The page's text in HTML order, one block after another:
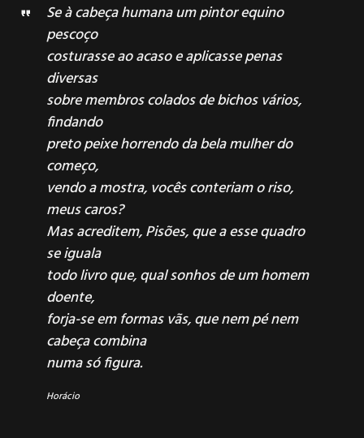
Se à cabeça humana um pintor equino
pescoço
costurasse ao acaso e aplicasse penas
diversas
sobre membros colados de bichos vários,
findando
preto peixe horrendo da bela mulher do
começo,
vendo a mostra, vocês conteriam o riso,
meus caros?
Mas acreditem, Pisões, que a esse quadro
se iguala
todo livro que, qual sonhos de um homem
doente,
forja-se em formas vãs, que nem pé nem
cabeça combina
numa só figura.
Horácio